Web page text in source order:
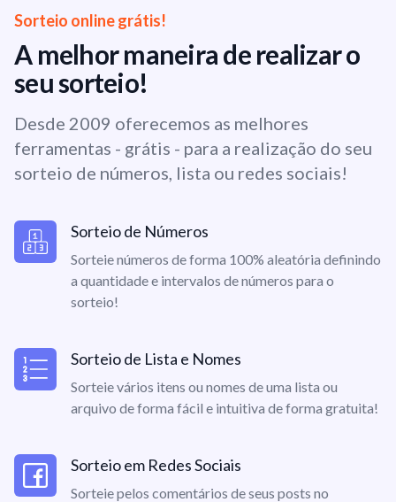
Sorteio online grátis!
A melhor maneira de realizar o
seu sorteio!
Desde 2009 oferecemos as melhores
ferramentas - grátis - para a realização do seu
sorteio de números, lista ou redes sociais!
Sorteio de Números
Sorteie números de forma 100% aleatória definindo
a quantidade e intervalos de números para o
sorteio!
Sorteio de Lista e Nomes
Sorteie vários itens ou nomes de uma lista ou
arquivo de forma fácil e intuitiva de forma gratuita!
Sorteio em Redes Sociais
Sorteie pelos comentários de seus posts no